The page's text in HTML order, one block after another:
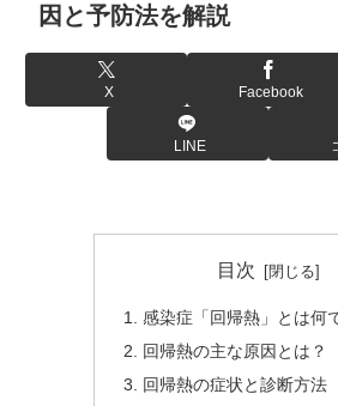
因と予防法を解説
X Facebook
LINE
目次
感染症「回帰熱」とは何
回帰熱の主な原因とは？
回帰熱の症状と診断方法